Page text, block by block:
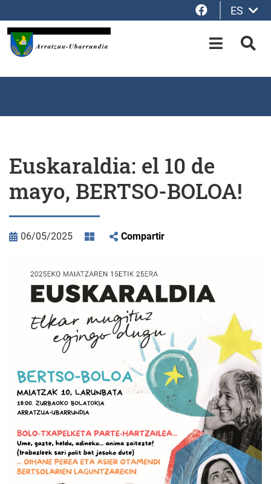
Facebook
ES
OPEN-
Euskaraldia: el 10 de
mayo, BERTSO-BOLOA!
06/05/2025 Compartir